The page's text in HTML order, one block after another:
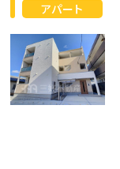
アパート